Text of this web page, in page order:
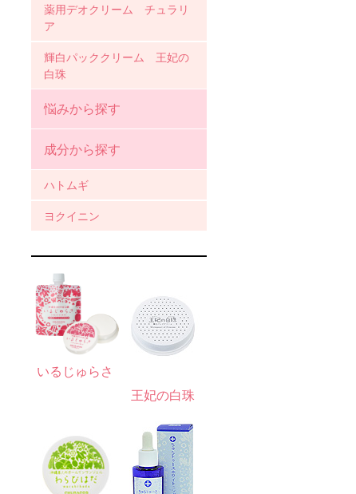
薬用デオクリーム チュラリ
ア
輝白パッククリーム 王妃の
白珠
悩みから探す
成分から探す
ハトムギ
ヨクイニン
いるじゅらさ
王妃の白珠